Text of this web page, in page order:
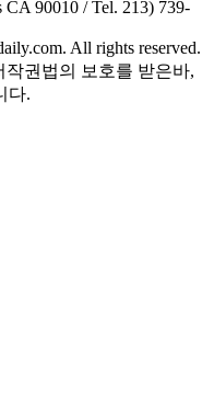
CA 90010 / Tel. 213) 739-
All rights reserved.
권법의 보호를 받은바,
다.